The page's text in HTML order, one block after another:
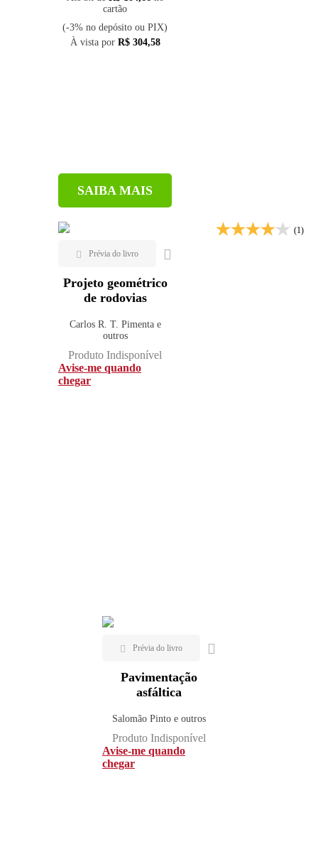
cartão
(-3% no depósito ou PIX)
À vista por R$ 304,58
SAIBA MAIS
Projeto geométrico
de rodovias
Carlos R. T. Pimenta e
outros
Produto Indisponível
Avise-me quando
chegar
(1)
Pavimentação
asfáltica
Salomão Pinto e outros
Produto Indisponível
Avise-me quando
chegar